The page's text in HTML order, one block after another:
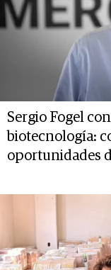
Sergio Fogel
biotecnología:
oportunidades